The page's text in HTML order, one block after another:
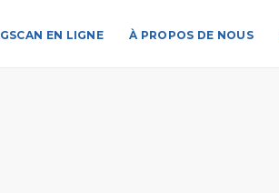
EN LIGNE À PROPOS DE NOUS